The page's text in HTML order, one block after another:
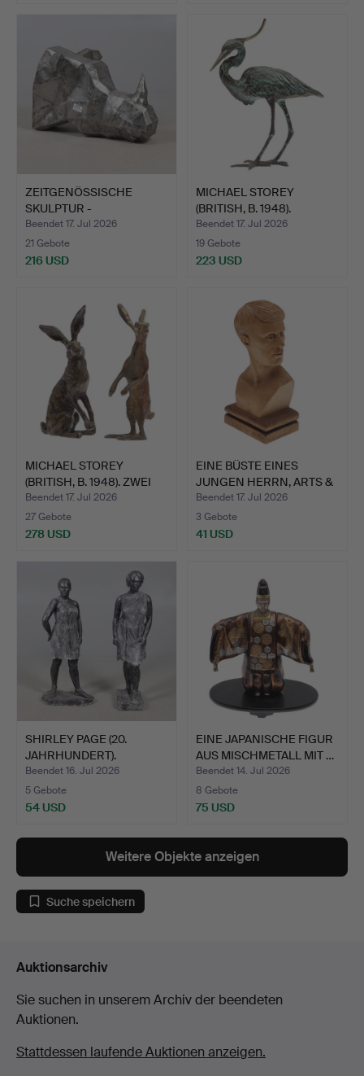
ZEITGENÖSSISCHE
SKULPTUR -
NASHORNKOPF.
Beendet 17. Jul 2026
21 Gebote
216 USD
MICHAEL STOREY
(BRITISH, B. 1948).
MODERNE…
Beendet 17. Jul 2026
19 Gebote
223 USD
MICHAEL STOREY
(BRITISH, B. 1948). ZWEI
KL…
Beendet 17. Jul 2026
27 Gebote
278 USD
EINE BÜSTE EINES
JUNGEN HERRN, ARTS &
CRAF…
Beendet 17. Jul 2026
3 Gebote
41 USD
SHIRLEY PAGE (20.
JAHRHUNDERT).
Beendet 16. Jul 2026
5 Gebote
54 USD
EINE JAPANISCHE FIGUR
AUS MISCHMETALL MIT …
Beendet 14. Jul 2026
8 Gebote
75 USD
Weitere Objekte anzeigen
Suche speichern
Auktionsarchiv
Sie suchen in unserem Archiv der beendeten
Auktionen.
Stattdessen laufende Auktionen anzeigen.